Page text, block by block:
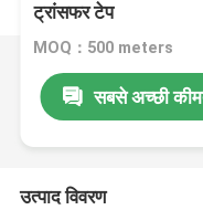
ट्रांसफर टेप
MOQ：500 meters
सबसे अच्छी
उत्पाद विवरण